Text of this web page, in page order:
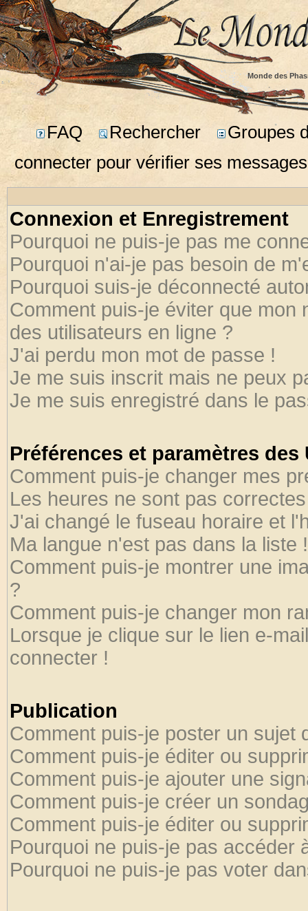
Monde des
FAQ Rechercher
Groupes
connecter pour vérifier ses
Connexion et Enregistrement
Pourquoi ne puis-je pas me
Pourquoi n'ai-je pas besoin de
Pourquoi suis-je déconnecté
Comment puis-je éviter que mon
des utilisateurs en ligne ?
J'ai perdu mon mot de passe !
Je me suis inscrit mais ne peux
Je me suis enregistré dans le
Préférences et paramètres
Comment puis-je changer mes
Les heures ne sont pas
J'ai changé le fuseau horaire et
Ma langue n'est pas dans la liste !
Comment puis-je montrer une
?
Comment puis-je changer mon
Lorsque je clique sur le lien e-
connecter !
Publication
Comment puis-je poster un sujet
Comment puis-je éditer ou
Comment puis-je ajouter une
Comment puis-je créer un
Comment puis-je éditer ou
Pourquoi ne puis-je pas accéder
Pourquoi ne puis-je pas voter